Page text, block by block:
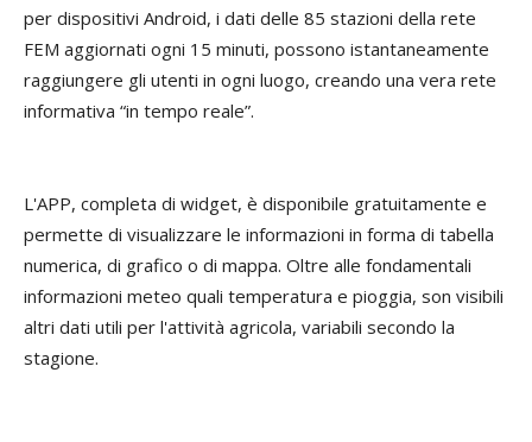
per dispositivi Android, i dati delle 85 stazioni della rete
FEM aggiornati ogni 15 minuti, possono istantaneamente
raggiungere gli utenti in ogni luogo, creando una vera rete
informativa “in tempo reale”.
L'APP, completa di widget, è disponibile gratuitamente e
permette di visualizzare le informazioni in forma di tabella
numerica, di grafico o di mappa. Oltre alle fondamentali
informazioni meteo quali temperatura e pioggia, son visibili
altri dati utili per l'attività agricola, variabili secondo la
stagione.